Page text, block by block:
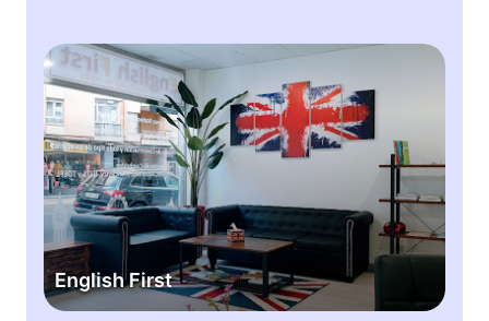
English First
E
n
g
l
i
s
h
F
r